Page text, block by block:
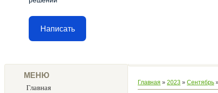
Написать
МЕНЮ
Главная
Главная » 2023 » Сентябрь